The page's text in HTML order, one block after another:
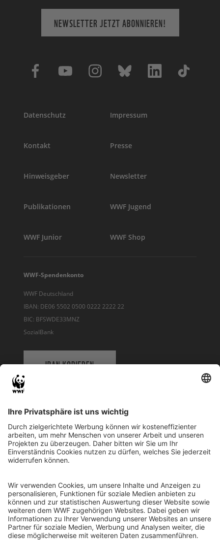
NEWSLETTER JETZT ABONNIEREN!
Datenschutz Impressum
Kontakt Presse
Hinweisgeber Newsletter
Publikationen WWF Jugend
WWF Junior WWF Shop
WWF-Spendenkonto
WWF Deutschland
IBAN: DE06 5502 0500 0222 2222 22
BIC: BFSWDE33MNZ
SozialBank
IBAN KOPIEREN
WWF Deutschland
Reinhardtstr. 18
10117 Berlin
Ihre Spende kann steuerlich geltend gemacht werden
Registriert als Stiftung WWF Deutschland, Senatsverwaltung für
Justiz Berlin, Az: 3416/976/2
Umsatzsteuer-Identifikationsnummer: DE 114236103